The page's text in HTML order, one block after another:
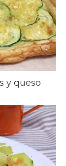
y queso